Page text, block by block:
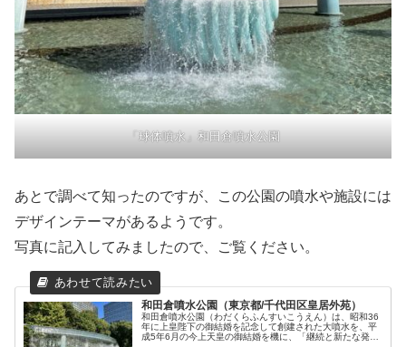
「球体噴水」和田倉噴水公園
あとで調べて知ったのですが、この公園の噴水や施設には
デザインテーマがあるようです。
写真に記入してみましたので、ご覧ください。
和田倉噴水公園（東京都/千代田区皇居外苑）
和田倉噴水公園（わだくらふんすいこうえん）は、昭和36
年に上皇陛下の御結婚を記念して創建された大噴水を、平
成5年6月の今上天皇の御結婚を機に、「継続と新たな発